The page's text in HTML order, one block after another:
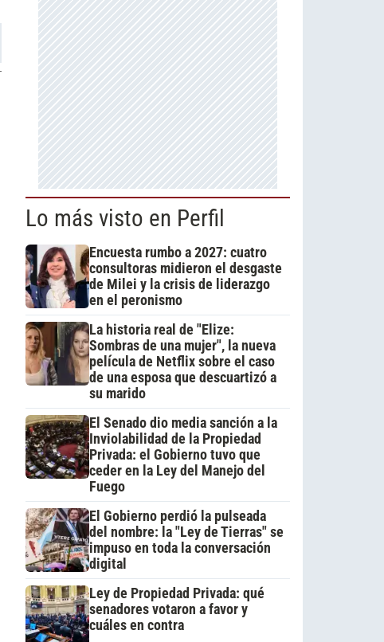
Lo más visto en Perfil
Encuesta rumbo a 2027: cuatro
consultoras midieron el desgaste
de Milei y la crisis de liderazgo
en el peronismo
La historia real de "Elize:
Sombras de una mujer", la nueva
película de Netflix sobre el caso
de una esposa que descuartizó a
su marido
El Senado dio media sanción a la
Inviolabilidad de la Propiedad
Privada: el Gobierno tuvo que
ceder en la Ley del Manejo del
Fuego
El Gobierno perdió la pulseada
del nombre: la "Ley de Tierras" se
impuso en toda la conversación
digital
Ley de Propiedad Privada: qué
senadores votaron a favor y
cuáles en contra